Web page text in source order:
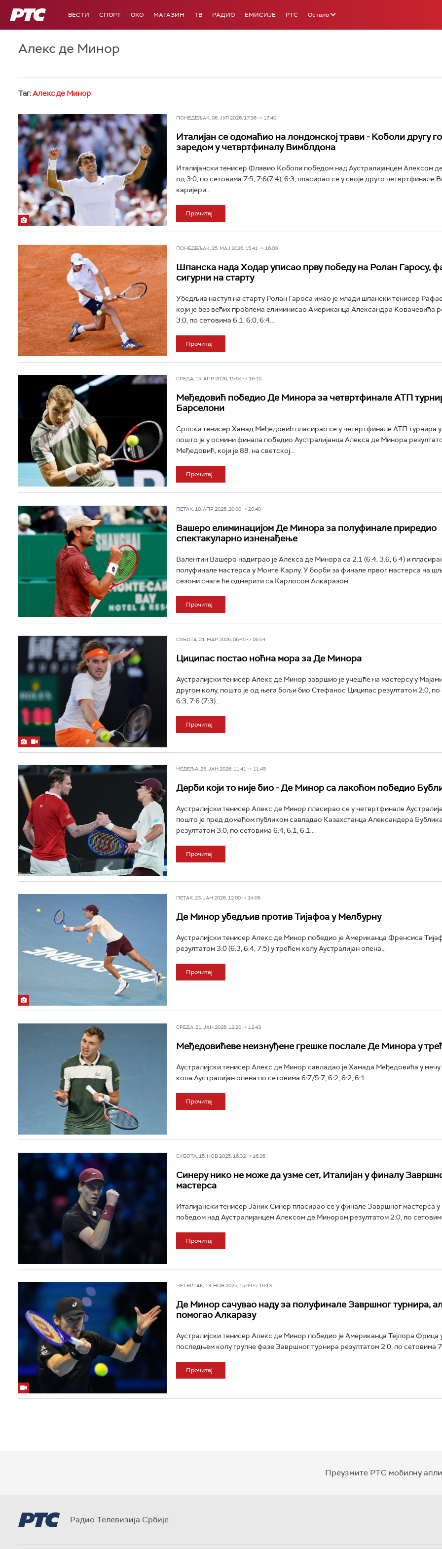
РТС ВЕСТИ СПОРТ OKO МАГАЗИН ТВ РАДИО ЕМИСИЈЕ РТС Остало
Алекс де Минор
Таг:Алекс де Минор
ПОНЕДЕЉАК, 06. ЈУЛ 2026, 17:36 -> 17:40
Италијан се одомаћио на лондонској трави - Коболи другу
заредом у четвртфиналу Вимблдона
Италијански тенисер Флавио Коболи победом над Аустралијанцем Алексом
од 3:0, по сетовима 7:5, 7:6(7:4), 6:3, пласирао се у своје друго четвртфинале
каријери...
Прочитај
ПОНЕДЕЉАК, 25. МАЈ 2026, 15:41 -> 16:00
Шпанска нада Ходар уписао прву победу на Ролан Гаросу,
сигурни на старту
Убедљив наступ на старту Ролан Гароса имао је млади шпански тенисер
који је без већих проблема елиминисао Американца Александра Ковачевића
3:0, по сетовима 6:1, 6:0, 6:4...
Прочитај
СРЕДА, 15. АПР 2026, 15:54 -> 16:10
Међедовић победио Де Минора за четвртфинале АТП
Барселони
Српски тенисер Хамад Међедовић пласирао се у четвртфинале АТП турнира
пошто је у осмини финала победио Аустралијанца Алекса де Минора
Међедовић, који је 88. на светској...
Прочитај
ПЕТАК, 10. АПР 2026, 20:00 -> 20:40
Вашеро елиминацијом Де Минора за полуфинале приредио
спектакуларно изненађење
Валентин Вашеро надиграо је Алекса де Минора са 2:1 (6:4, 3:6, 6:4) и
полуфинале мастерса у Монте Карлу. У борби за финале првог мастерса на
сезони снаге ће одмерити са Карлосом Алкаразом...
Прочитај
СУБОТА, 21. МАР 2026, 06:45 -> 06:54
Циципас постао ноћна мора за Де Минора
Аустралијски тенисер Алекс де Минор завршио је учешће на мастерсу у
другом колу, пошто је од њега бољи био Стефанос Циципас резултатом 2:0, по
6:3, 7:6 (7:3)...
Прочитај
НЕДЕЉА, 25. ЈАН 2026, 11:41 -> 11:45
Дерби који то није био - Де Минор са лакоћом победио
Аустралијски тенисер Алекс де Минор пласирао се у четвртфинале
пошто је пред домаћом публиком савладао Казахстанца Александера Бублика
резултатом 3:0, по сетовима 6:4, 6:1, 6:1...
Прочитај
ПЕТАК, 23. ЈАН 2026, 12:00 -> 14:06
Де Минор убедљив против Тијафоа у Мелбурну
Аустралијски тенисер Алекс де Минор победио је Американца Френсиса
резултатом 3:0 (6:3, 6:4, 7:5) у трећем колу Аустралијан опена...
Прочитај
СРЕДА, 21. ЈАН 2026, 12:20 -> 12:43
Међедовићеве неизнуђене грешке послале Де Минора у
Аустралијски тенисер Алекс де Минор савладао је Хамада Међедовића у мечу
кола Аустралијан опена по сетовима 6:7/5:7, 6:2, 6:2, 6:1...
Прочитај
СУБОТА, 15. НОВ 2025, 16:32 -> 16:36
Синеру нико не може да узме сет, Италијан у финалу
мастерса
Италијански тенисер Јаник Синер пласирао се у финале Завршног мастерса у
победом над Аустралијанцем Алексом де Минором резултатом 2:0, по
Прочитај
ЧЕТВРТАК, 13. НОВ 2025, 15:49 -> 16:13
Де Минор сачувао наду за полуфинале Завршног турнира,
помогао Алкаразу
Аустралијски тенисер Алекс де Минор победио је Американца Тејлора Фрица
последњем колу групне фазе Завршног турнира резултатом 2:0, по сетовима
Прочитај
Преузмите РТС мобилну
Радио Телевизија Србије